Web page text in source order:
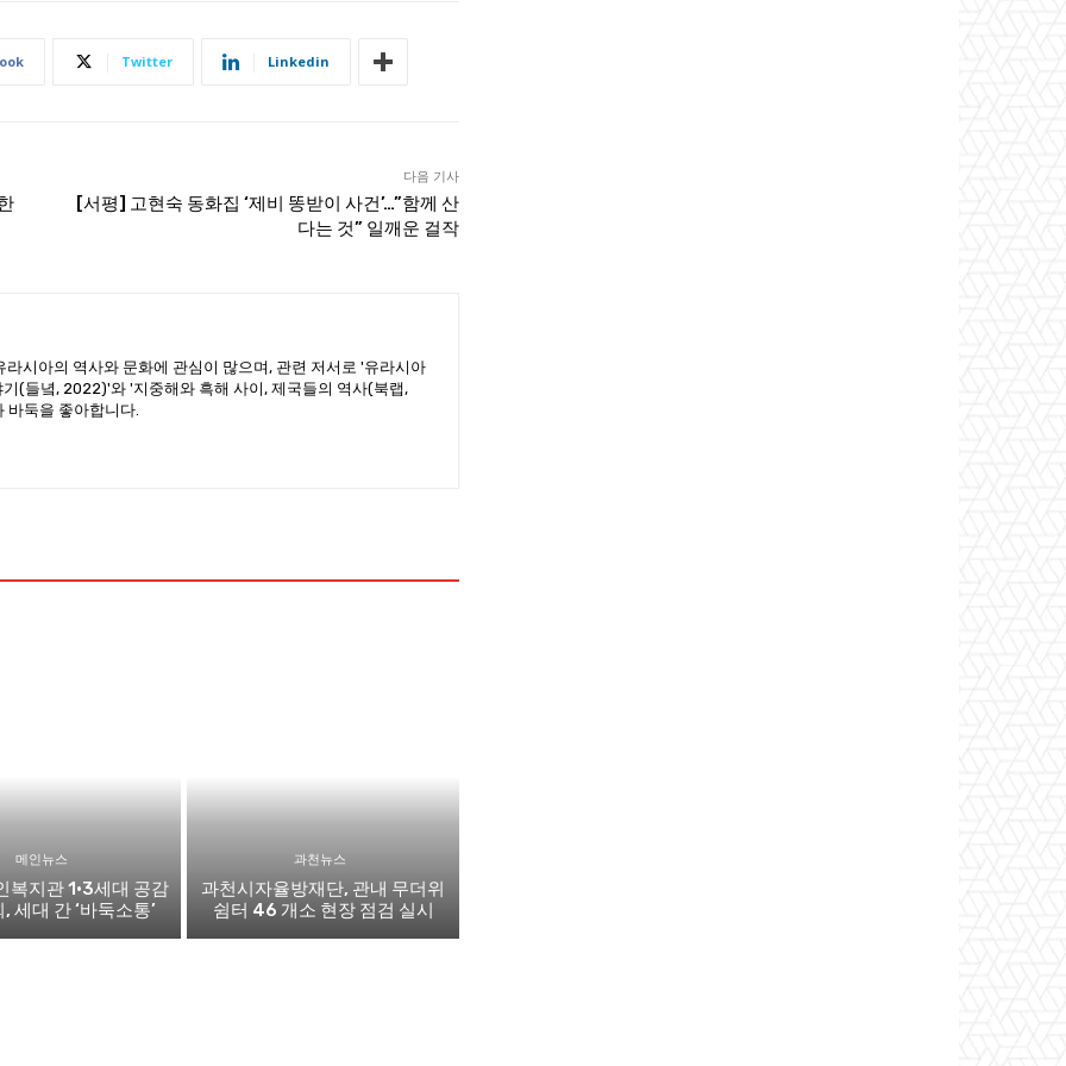
Twitter Linkedin
다음 기사
[서평] 고현숙 동화집 ‘제비 똥받이 사건’…”함께 산
다는 것” 일깨운 걸작
라시아의 역사와 문화에 관심이 많으며, 관련 저서로 '유라시아
(들녘, 2022)'와 '지중해와 흑해 사이, 제국들의 역사(북랩,
둑을 좋아합니다.
메인뉴스
복지관 1·3세대 공감
세대 간 ‘바둑소통’
과천뉴스
과천시자율방재단, 관내 무더위
쉼터 46 개소 현장 점검 실시